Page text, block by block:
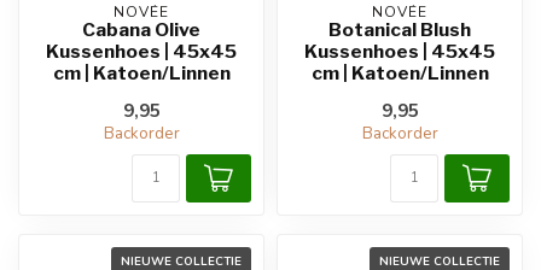
NOVÉE
Cabana Olive
Kussenhoes | 45x45
cm | Katoen/Linnen
9,95
Backorder
NOVÉE
Botanical Blush
Kussenhoes | 45x45
cm | Katoen/Linnen
9,95
Backorder
NIEUWE COLLECTIE NIEUWE COLLECTIE